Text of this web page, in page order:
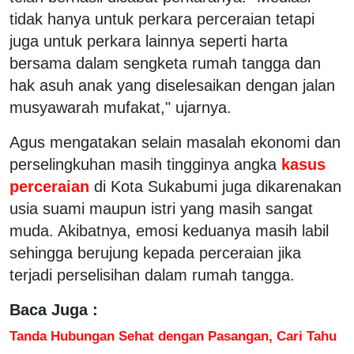
tidak hanya untuk perkara perceraian tetapi
juga untuk perkara lainnya seperti harta
bersama dalam sengketa rumah tangga dan
hak asuh anak yang diselesaikan dengan jalan
musyawarah mufakat," ujarnya.
Agus mengatakan selain masalah ekonomi dan
perselingkuhan masih tingginya angka kasus
perceraian di Kota Sukabumi juga dikarenakan
usia suami maupun istri yang masih sangat
muda. Akibatnya, emosi keduanya masih labil
sehingga berujung kepada perceraian jika
terjadi perselisihan dalam rumah tangga.
Baca Juga :
Tanda Hubungan Sehat dengan Pasangan, Cari Tahu